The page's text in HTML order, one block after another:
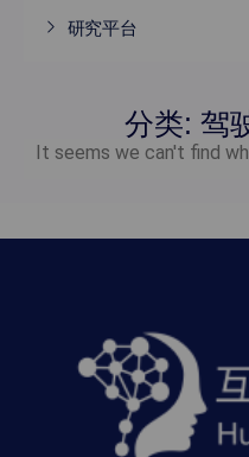
研究平台
分类: 驾
It seems we can't find